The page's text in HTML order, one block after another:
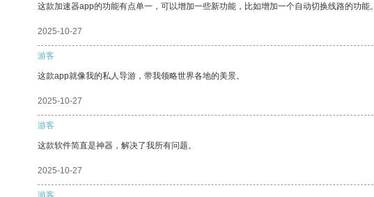
这款加速器app的功能有点单一，可以增加一些新功能，比如增加一个自动切换线路的功能。
2025-10-27
游客
这款app就像我的私人导游，带我领略世界各地的美景。
2025-10-27
游客
这款软件简直是神器，解决了我所有问题。
2025-10-27
游客